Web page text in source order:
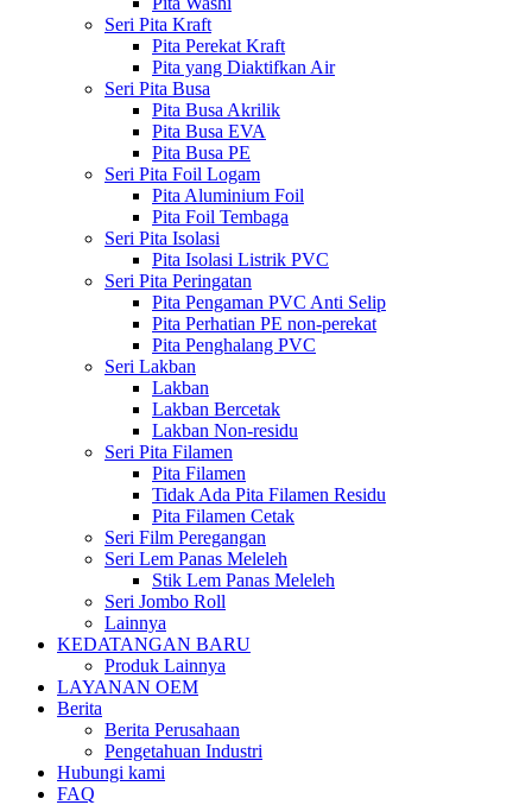
Seri Pita Kraft
Pita Perekat Kraft
Pita yang Diaktifkan Air
Seri Pita Busa
Pita Busa Akrilik
Pita Busa EVA
Pita Busa PE
Seri Pita Foil Logam
Pita Aluminium Foil
Pita Foil Tembaga
Seri Pita Isolasi
Pita Isolasi Listrik PVC
Seri Pita Peringatan
Pita Pengaman PVC Anti Selip
Pita Perhatian PE non-perekat
Pita Penghalang PVC
Seri Lakban
Lakban
Lakban Bercetak
Lakban Non-residu
Seri Pita Filamen
Pita Filamen
Tidak Ada Pita Filamen Residu
Pita Filamen Cetak
Seri Film Peregangan
Seri Lem Panas Meleleh
Stik Lem Panas Meleleh
Seri Jombo Roll
Lainnya
KEDATANGAN BARU
Produk Lainnya
LAYANAN OEM
Berita
Berita Perusahaan
Pengetahuan Industri
Hubungi kami
FAQ